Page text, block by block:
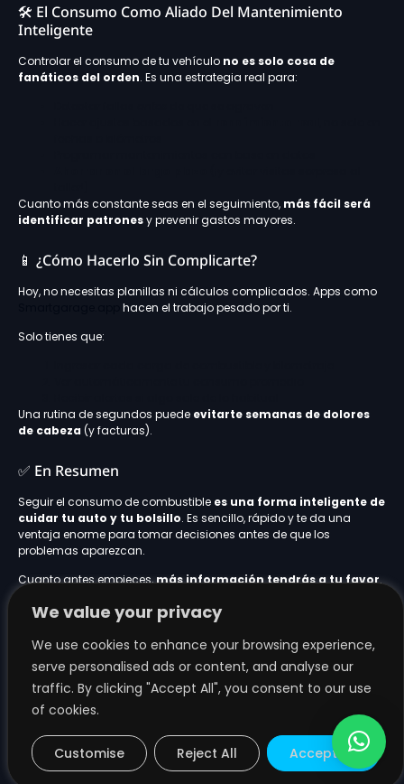
We value your privacy
We use cookies to enhance your browsing experience,
serve personalised ads or content, and analyse our
traffic. By clicking "Accept All", you consent to our use
of cookies.
Customise Reject All Accept All
🛠️ El Consumo Como Aliado Del Mantenimiento
Inteligente
Controlar el consumo de tu vehículo no es solo cosa de
fanáticos del orden. Es una estrategia real para:
Cuanto más constante seas en el seguimiento, más fácil será
identificar patronesy prevenir gastos mayores.
📱 ¿Cómo Hacerlo Sin Complicarte?
Hoy, no necesitas planillas ni cálculos complicados. Apps como
hacen el trabajo pesado por ti.
Solo tienes que:
Una rutina de segundos puede evitarte semanas de dolores
de cabeza (y facturas).
✅ En Resumen
Seguir el consumo de combustible es una forma inteligente de
cuidar tu auto y tu bolsillo. Es sencillo, rápido y te da una
ventaja enorme para tomar decisiones antes de que los
problemas aparezcan.
Cuanto antes empieces,más información tendrás a tu favor.
🔧 Consejo Práctico:
Empieza hoy a registrar cada carga conSmartgarage.app.
Con el tiempo, la app te conocerá mejor que tu mecánico y será
tu copiloto en el cuidado del auto.
¡Tu bolsillo y tu auto te lo agradecerán!
Desenvolvido por WEB YOUR SITE